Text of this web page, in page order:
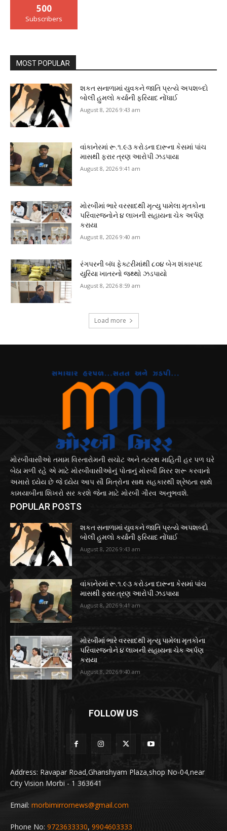
500
Subscribers
MOST POPULAR
શકત સનાળામાં યુવકને જાતિ પ્રત્યે અપશબ્દો
બોલી હુમલો કર્યાની ફરિયાદ નોંધાઈ
August 8, 2026 9:43 am
વાંકાનેરમાં રૂ.૧.૯૩ કરોડના દારૂના કેસમાં પાંચ
માસથી ફરાર ત્રણ આરોપી ઝડપાયા
August 8, 2026 9:41 am
મોરબીમાં ભારે વરસાદથી મૃત્યુ પામેલા મૃતકોના
પરિવારજનોને ૪ લાખની સહાયના ચેક અર્પણ
કરાયા
August 8, 2026 9:40 am
રંગપરની બંધ ફેક્ટરીમાંથી ૮૦૪ બેગ શંકાસ્પદ
યુરિયા ખાતરનો જથ્થો ઝડપાયો
August 8, 2026 8:59 am
Load more
મોરબીવાસીઓ તમામ વિસ્તારોમની સચોટ અને તટસ્થ માહિતી હર પળ ઘરે
બેઠા મળી રહે એ માટે મોરબીવાસીઓનું પોતાનું મોરબી મિરર શરૂ કરવાનો
અમારો ધ્યેય છે જે ધ્યેય આપ સૌ મિત્રોના સાથ સહકારથી શ્રેષ્ઠતા સાથે
કામયાબીના શિખરો સર કરશે જેના માટે મોરબી ગૌરવ અનુભવશે.
POPULAR POSTS
શકત સનાળામાં યુવકને જાતિ પ્રત્યે અપશબ્દો
બોલી હુમલો કર્યાની ફરિયાદ નોંધાઈ
August 8, 2026 9:43 am
વાંકાનેરમાં રૂ.૧.૯૩ કરોડના દારૂના કેસમાં પાંચ
માસથી ફરાર ત્રણ આરોપી ઝડપાયા
August 8, 2026 9:41 am
મોરબીમાં ભારે વરસાદથી મૃત્યુ પામેલા મૃતકોના
પરિવારજનોને ૪ લાખની સહાયના ચેક અર્પણ
કરાયા
August 8, 2026 9:40 am
FOLLOW US
Address: Ravapar Road,Ghanshyam Plaza,shop No-04,near
City Vision Morbi - 1 363641
Email: morbimirrornews@gmail.com
Phone No: 9723633330, 9904603333